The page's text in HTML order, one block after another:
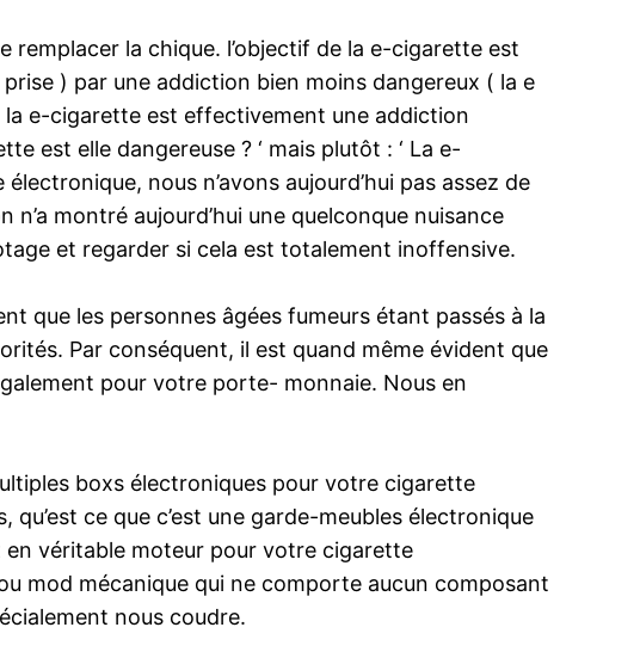
la chique. l’objectif de la e-cigarette est
) par une addiction bien moins dangereux ( la e
la e-cigarette est effectivement une addiction
est elle dangereuse ? ‘ mais plutôt : ‘ La e-
nous n’avons aujourd’hui pas assez de
n’a montré aujourd’hui une quelconque nuisance
et regarder si cela est totalement inoffensive.
que les personnes âgées fumeurs étant passés à la
Par conséquent, il est quand même évident que
pour votre porte- monnaie. Nous en
boxs électroniques pour votre cigarette
ce que c’est une garde-meubles électronique
en véritable moteur pour votre cigarette
mod mécanique qui ne comporte aucun composant
nous coudre.